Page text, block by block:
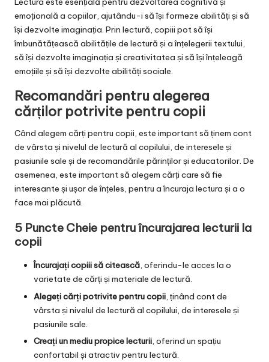
emoțională a copiilor, ajutându-i să își formeze abilități și să
își dezvolte imaginația. Prin lectură, copiii pot să își
îmbunătățească abilitățile de lectură și a înțelegerii textului,
să își dezvolte imaginația și creativitatea și să își înțeleagă
emoțiile și să își dezvolte abilități sociale.
Recomandări pentru alegerea
cărților potrivite pentru copii
Când alegem cărți pentru copii, este important să ținem cont
de vârsta și nivelul de lectură al copilului, de interesele și
pasiunile sale și de recomandările părinților și educatorilor. De
asemenea, este important să alegem cărți care să fie
interesante și ușor de înțeles, pentru a încuraja lectura și a o
face mai plăcută.
5 Puncte Cheie pentru încurajarea lecturii la
copii
Încurajați copiii să citească, oferindu-le acces la o
varietate de cărți și materiale de lectură.
Alegeți cărți potrivite pentru copii , ținând cont de
vârsta și nivelul de lectură al copilului, de interesele și
pasiunile sale.
Creați un mediu propice lecturii, oferind un spațiu
confortabil și atractiv pentru lectură.